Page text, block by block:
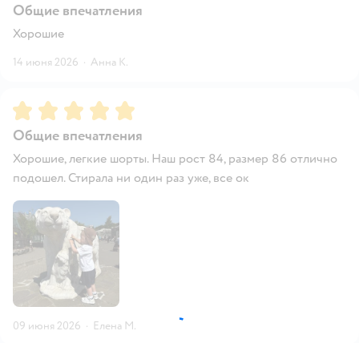
Общие впечатления
Хорошие
14 июня 2026 · Анна К.
Рейтинг:5
Общие впечатления
Хорошие, легкие шорты. Наш рост 84, размер 86 отлично
подошел. Стирала ни один раз уже, все ок
09 июня 2026 · Елена М.